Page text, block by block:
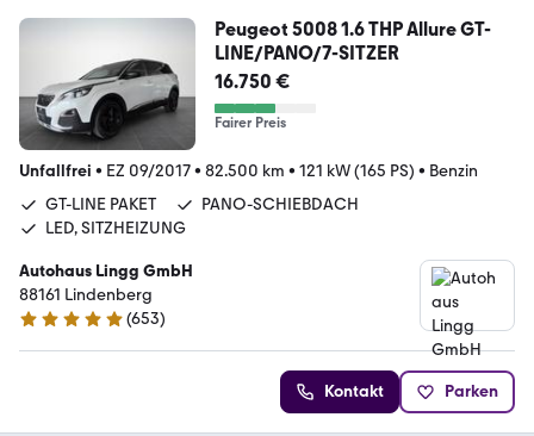
Peugeot 5008 1.6 THP Allure GT-
LINE/PANO/7-SITZER
16.750 €
Fairer Preis
Unfallfrei • EZ 09/2017• 82.500 km • 121 kW (165 PS) • Benzin
GT-LINE PAKET
PANO-SCHIEBDACH
LED, SITZHEIZUNG
Autohaus Lingg GmbH
88161 Lindenberg
5 Sterne
(653)
Kontakt Parken